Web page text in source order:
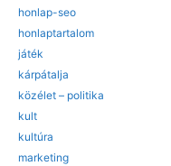
honlap-seo
honlaptartalom
játék
kárpátalja
közélet – politika
kult
kultúra
marketing